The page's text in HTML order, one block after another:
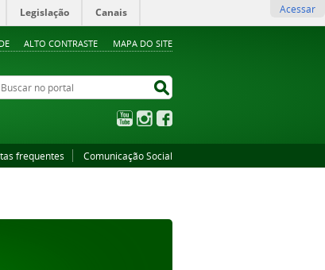
ALTO CONTRASTE MAPA DO SITE
Legislação Canais Acessar
Buscar no portal
YouTubeInstagram
frequentes Comunicação Social